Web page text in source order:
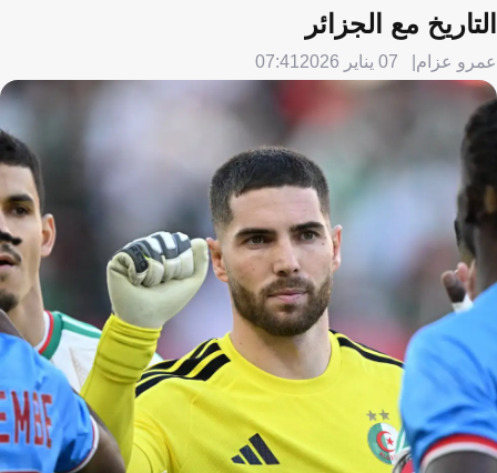
التاريخ مع الجزائر
عمرو عزام 07 يناير 2026 07:41